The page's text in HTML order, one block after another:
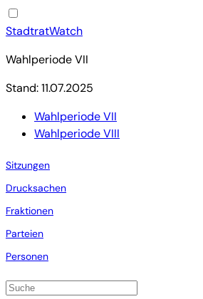
StadtratWatch
Wahlperiode VII
Stand: 11.07.2025
Wahlperiode VII
Wahlperiode VIII
Sitzungen
Drucksachen
Fraktionen
Parteien
Personen